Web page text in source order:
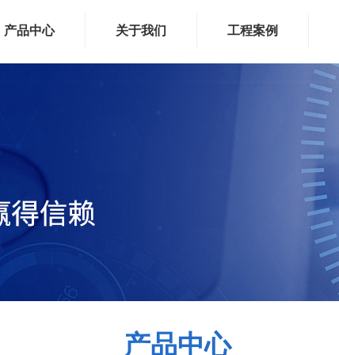
产品中心 关于我们 工程案例
产品中心